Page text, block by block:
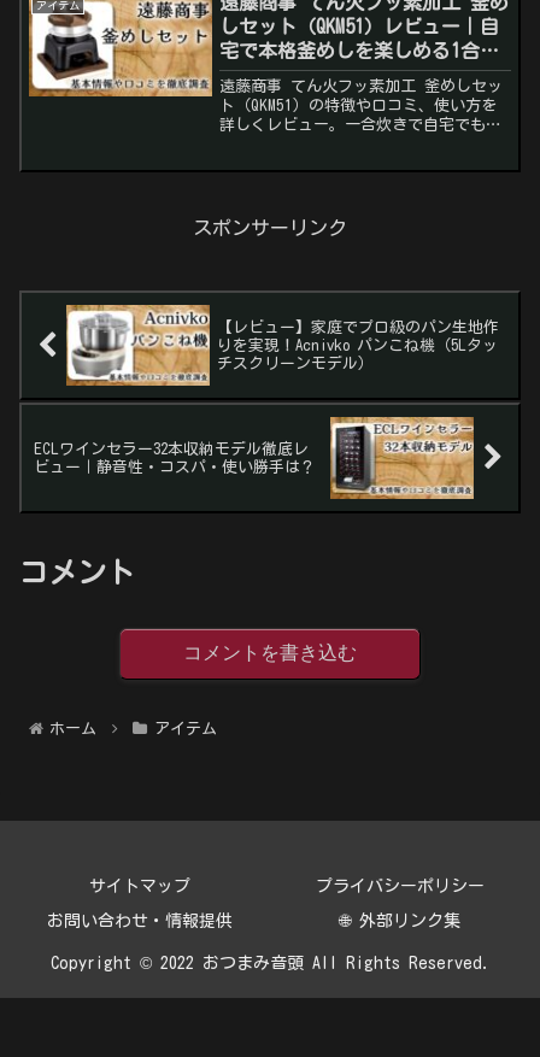
アイテム
しセット（QKM51）レビュー｜自
宅で本格釜めしを楽しめる1合炊
きセット
遠藤商事 てん火フッ素加工 釜めしセッ
ト（QKM51）の特徴や口コミ、使い方を
詳しくレビュー。一合炊きで自宅でも本
スポンサーリンク
【レビュー】家庭でプロ級のパン生地作
りを実現！Acnivko パンこね機（5Lタッ
チスクリーンモデル）
ECLワインセラー32本収納モデル徹底レ
ビュー｜静音性・コスパ・使い勝手は？
コメント
コメントを書き込む
ホーム アイテム
サイトマップ プライバシーポリシー
お問い合わせ・情報提供 🌐 外部リンク集
Copyright © 2022 おつまみ音頭 All Rights Reserved.